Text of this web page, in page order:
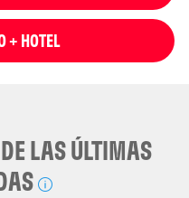
+ HOTEL
LAS ÚLTIMAS